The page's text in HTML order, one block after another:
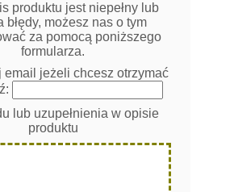
produktu jest niepełny lub
błędy, możesz nas o tym
za pomocą poniższego
formularza.
email jeżeli chcesz otrzymać
lub uzupełnienia w opisie
produktu